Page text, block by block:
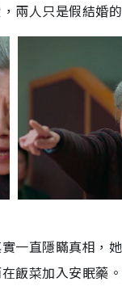
兩人只是假結婚
一直隱瞞真相，
飯菜加入安眠藥